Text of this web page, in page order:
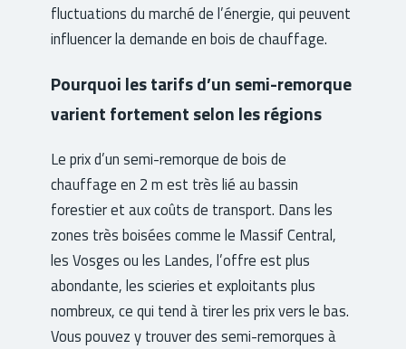
fluctuations du marché de l’énergie, qui peuvent
influencer la demande en bois de chauffage.
Pourquoi les tarifs d’un semi-remorque
varient fortement selon les régions
Le prix d’un semi-remorque de bois de
chauffage en 2 m est très lié au bassin
forestier et aux coûts de transport. Dans les
zones très boisées comme le Massif Central,
les Vosges ou les Landes, l’offre est plus
abondante, les scieries et exploitants plus
nombreux, ce qui tend à tirer les prix vers le bas.
Vous pouvez y trouver des semi-remorques à